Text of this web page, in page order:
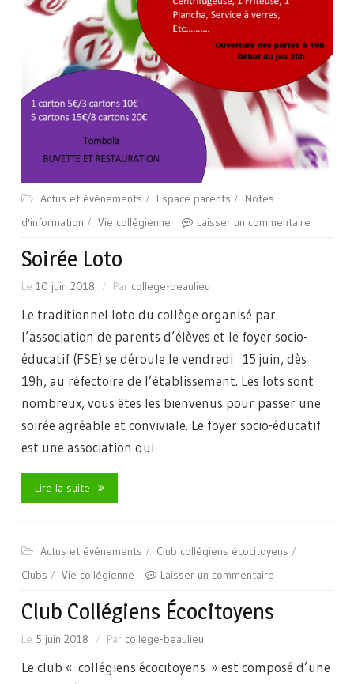
Actus et événements Espace parents
Notes
d'information
Vie collégienne Laisser un commentaire
Soirée Loto
Le 10 juin 2018 Par college-beaulieu
Le traditionnel loto du collège organisé par
l’association de parents d’élèves et le foyer socio-
éducatif (FSE) se déroule le vendredi 15 juin, dès
19h, au réfectoire de l’établissement. Les lots sont
nombreux, vous êtes les bienvenus pour passer une
soirée agréable et conviviale. Le foyer socio-éducatif
est une association qui
Lire la suite
Actus et événements
Club collégiens écocitoyens
Clubs
Vie collégienne Laisser un commentaire
Club Collégiens Écocitoyens
Le 5 juin 2018 Par college-beaulieu
Le club « collégiens écocitoyens » est composé d’une